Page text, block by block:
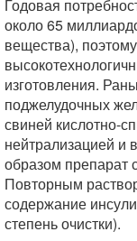
Годовая
около 65
вещества),
изготовления.
поджелудочных
свиней кислотно-
нейтрализацией и
образом препарат
Повторным
содержание
степень очистки).